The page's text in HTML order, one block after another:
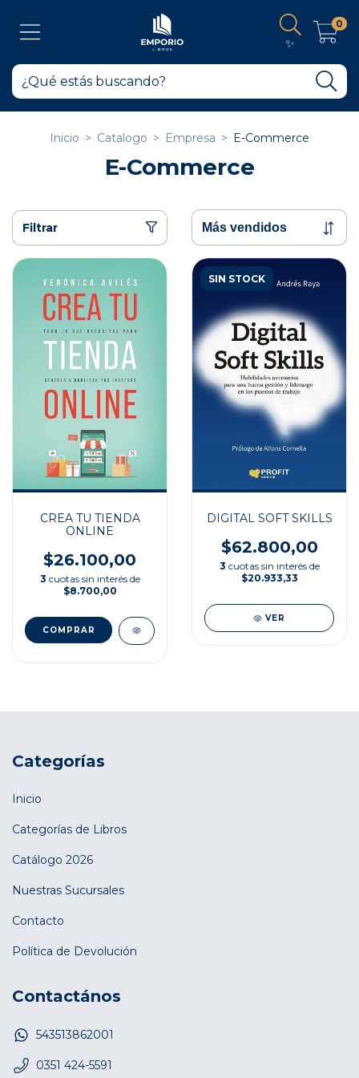
✨
0
Inicio > Catalogo > Empresa > E-Commerce
E-Commerce
Filtrar
CREA TU TIENDA
ONLINE
$26.100,00
3 cuotas sin interés de
$8.700,00
SIN STOCK
DIGITAL SOFT SKILLS
$62.800,00
3 cuotas sin interés de
$20.933,33
VER
Categorías
Inicio
Categorías de Libros
Catálogo 2026
Nuestras Sucursales
Contacto
Política de Devolución
Contactános
543513862001
0351 424-5591